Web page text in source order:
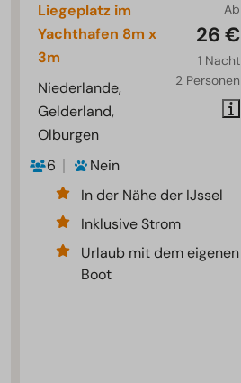
Ab
26 €
1 Nacht
2 Personen
Liegeplatz im
Yachthafen 8m x
3m
Niederlande,
Gelderland,
Olburgen
6
Nein
In der Nähe der IJssel
Inklusive Strom
Urlaub mit dem eigenen
Boot